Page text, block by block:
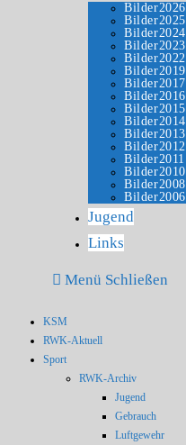
Bilder2026
Bilder2025
Bilder2024
Bilder2023
Bilder2022
Bilder2019
Bilder2017
Bilder2016
Bilder2015
Bilder2014
Bilder2013
Bilder2012
Bilder2011
Bilder2010
Bilder2008
Bilder2006
Jugend
Links
Menü Schließen
KSM
RWK-Aktuell
Sport
RWK-Archiv
Jugend
Gebrauch
Luftgewehr